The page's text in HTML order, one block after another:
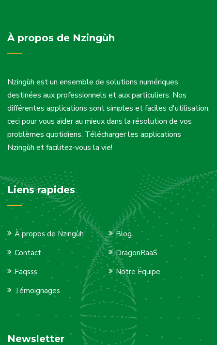
À propos de Nzingùh
Nzingùh est un ensemble de solutions numériques
destinées aux professionnels et aux particuliers. Nos
différentes applications sont simples et faciles d'utilisation,
ceci pour vous aider au mieux dans la résolution de vos
problèmes quotidiens. Télécharger les applications
Nzingùh et facilitez-vous la vie!
Liens rapides
À propos de Nzingùh
Blog
Contact
DragonRaaS
Faqsss
Notre Équipe
Témoignages
Newsletter